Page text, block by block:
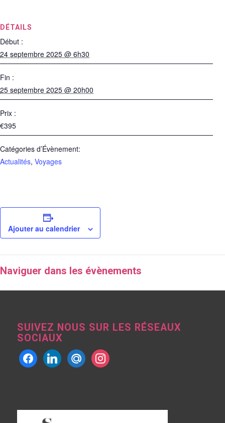
DÉTAILS
Début :
24 septembre 2025 @ 6h30
Fin :
25 septembre 2025 @ 20h00
Prix :
€395
Catégories d’Évènement:
Actualités, Voyages
Ajouter au calendrier
Naviguer dans les évènements
SUIVEZ NOUS SUR LES RÉSEAUX
SOCIAUX
facebooklinkedin mailru instagram